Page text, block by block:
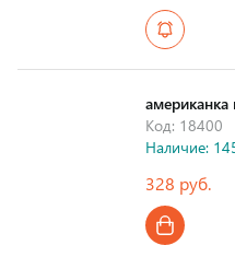
Код: 18400
Наличие:
328 руб.